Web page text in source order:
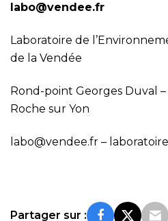
labo@vendee.fr
Laboratoire de
de la Vendée
Rond-point Georges Duval –
Roche sur Yon
labo@vendee.fr –
Partager sur :